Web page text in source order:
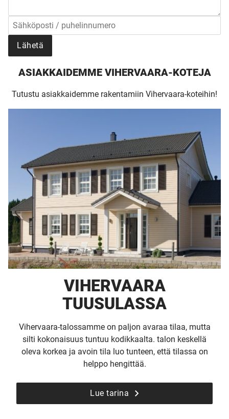
Lähetä
ASIAKKAIDEMME VIHERVAARA-KOTEJA
Tutustu asiakkaidemme rakentamiin Vihervaara-koteihin!
VIHERVAARA
TUUSULASSA
Vihervaara-talossamme on paljon avaraa tilaa, mutta
silti kokonaisuus tuntuu kodikkaalta. talon keskellä
oleva korkea ja avoin tila luo tunteen, että tilassa on
helppo hengittää.
Lue tarina
TALOKIRJA ON
JULKAISTU
Tilaa esite